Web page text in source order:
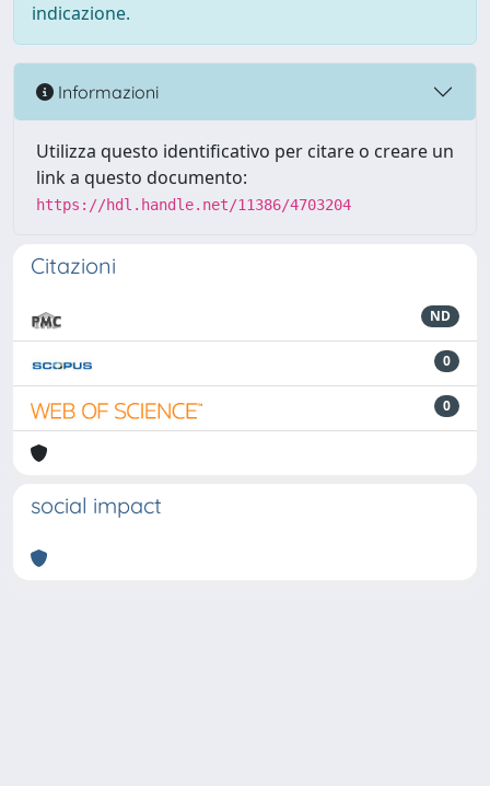
indicazione.
Informazioni
Utilizza questo identificativo per citare o creare un
link a questo documento:
https://hdl.handle.net/11386/4703204
Citazioni
ND
0
0
social impact